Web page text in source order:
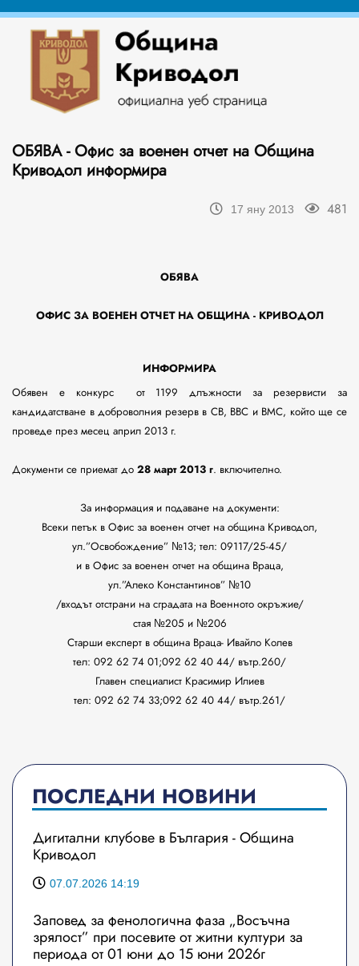
ОБЯВА - Офис за военен отчет на Община
Криводол информира
17 яну 2013 481
ОБЯВА
ОФИС ЗА ВОЕНЕН ОТЧЕТ НА ОБЩИНА - КРИВОДОЛ
ИНФОРМИРА
Обявен е конкурс от 1199 длъжности за резервисти за
кандидатстване в доброволния резерв в СВ, ВВС и ВМС, който ще се
проведе през месец април 2013 г.
Документи се приемат до 28 март 2013 г. включително.
За информация и подаване на документи:
Всеки петък в Офис за военен отчет на община Криводол,
ул.”Освобождение” №13; тел: 09117/25-45/
и в Офис за военен отчет на община Враца,
ул.”Алеко Константинов” №10
/входът отстрани на сградата на Военното окръжие/
стая №205 и №206
Старши експерт в община Враца- Ивайло Колев
тел: 092 62 74 01;092 62 40 44/ вътр.260/
Главен специалист Красимир Илиев
тел: 092 62 74 33;092 62 40 44/ вътр.261/
ПОСЛЕДНИ НОВИНИ
Дигитални клубове в България - Община
Криводол
07.07.2026 14:19
Заповед за фенологична фаза „Восъчна
зрялост” при посевите от житни култури за
периода от 01 юни до 15 юни 2026г